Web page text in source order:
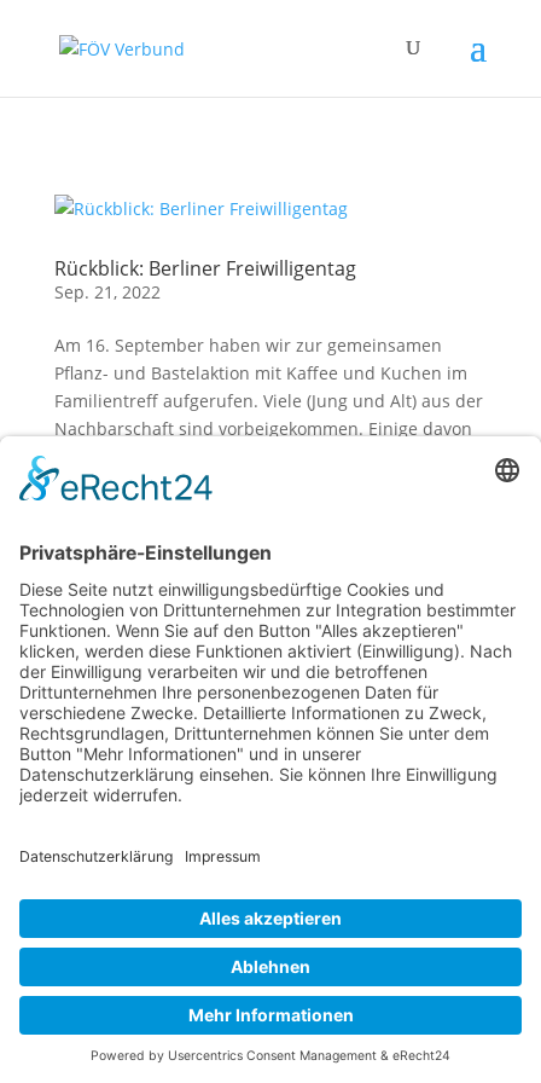
Rückblick: Berliner Freiwilligentag
Sep. 21, 2022
Am 16. September haben wir zur gemeinsamen
Pflanz- und Bastelaktion mit Kaffee und Kuchen im
Familientreff aufgerufen. Viele (Jung und Alt) aus der
Nachbarschaft sind vorbeigekommen. Einige davon
andere haben in Ruhe...
Pflanz- und Bastelaktion
Sep. 14, 2022
Anlässlich der #BerlinerFreiwilligentage treffen wir
uns mit allen die Lust haben am Freitag, den 16.09.
zum gemeinsamen basteln, gärtnern und aufräumen
im Pillnitzer Weg! Als gemeinsame Aktion mit dem
Familientreff Pi21 und dem Generationencafé wollen